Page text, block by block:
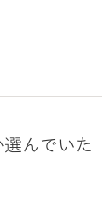
んでいた